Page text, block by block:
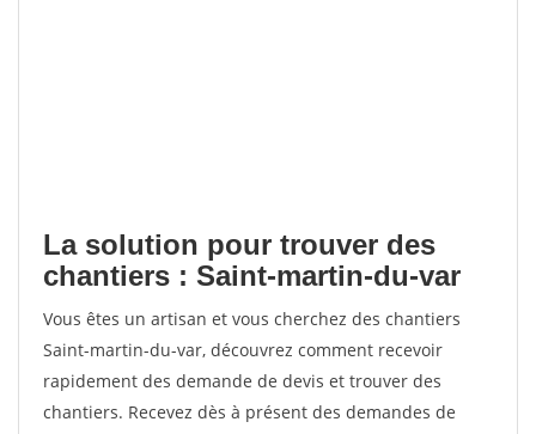
La solution pour trouver des
chantiers : Saint-martin-du-var
Vous êtes un artisan et vous cherchez des chantiers
Saint-martin-du-var, découvrez comment recevoir
rapidement des demande de devis et trouver des
chantiers. Recevez dès à présent des demandes de